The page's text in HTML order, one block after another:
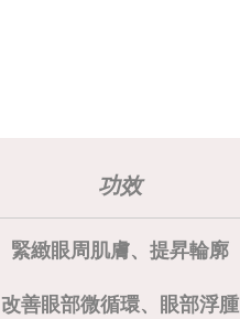
功效
緊緻眼周肌膚、提昇輪廓
改善眼部微循環、眼部浮腫